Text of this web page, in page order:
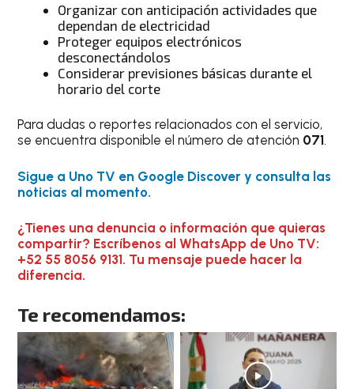
Organizar con anticipación actividades que
dependan de electricidad
Proteger equipos electrónicos
desconectándolos
Considerar previsiones básicas durante el
horario del corte
Para dudas o reportes relacionados con el servicio,
se encuentra disponible el número de atención 071.
Sigue a Uno TV en Google Discover y consulta las
noticias al momento.
¿Tienes una denuncia o información que quieras
compartir? Escríbenos al WhatsApp de Uno TV:
+52 55 8056 9131. Tu mensaje puede hacer la
diferencia.
Te recomendamos: